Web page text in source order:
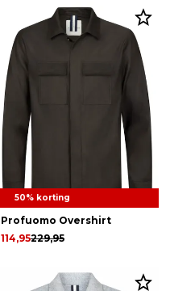
50% korting
Profuomo Overshirt
229,95
114,95